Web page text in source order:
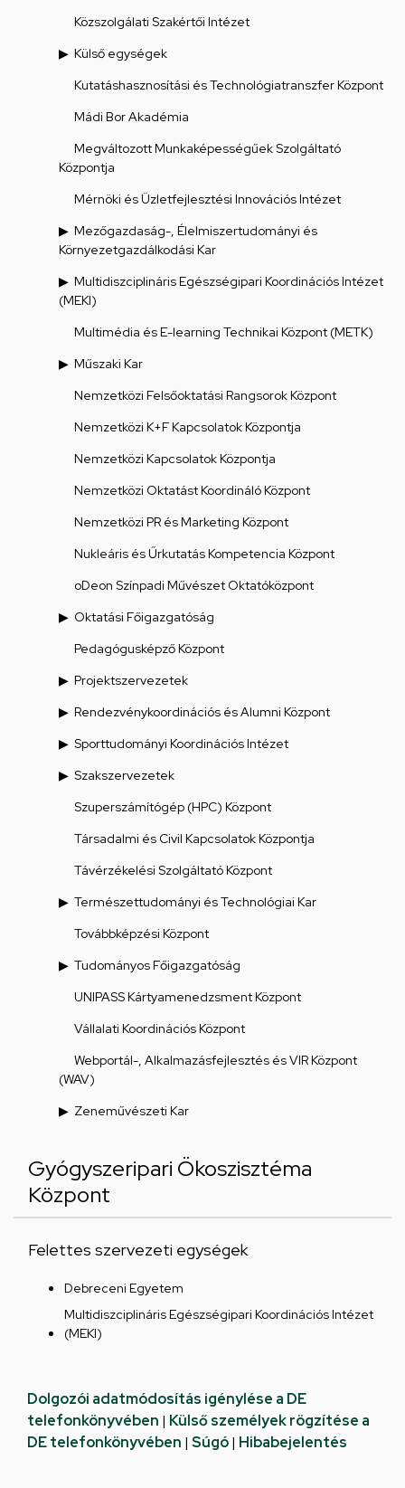
Közszolgálati Szakértői Intézet
Külső egységek
Kutatáshasznosítási és Technológiatranszfer Központ
Mádi Bor Akadémia
Megváltozott Munkaképességűek Szolgáltató
Központja
Mérnöki és Üzletfejlesztési Innovációs Intézet
Mezőgazdaság-, Élelmiszertudományi és
Környezetgazdálkodási Kar
Multidiszciplináris Egészségipari Koordinációs Intézet
(MEKI)
Multimédia és E-learning Technikai Központ (METK)
Műszaki Kar
Nemzetközi Felsőoktatási Rangsorok Központ
Nemzetközi K+F Kapcsolatok Központja
Nemzetközi Kapcsolatok Központja
Nemzetközi Oktatást Koordináló Központ
Nemzetközi PR és Marketing Központ
Nukleáris és Űrkutatás Kompetencia Központ
oDeon Színpadi Művészet Oktatóközpont
Oktatási Főigazgatóság
Pedagógusképző Központ
Projektszervezetek
Rendezvénykoordinációs és Alumni Központ
Sporttudományi Koordinációs Intézet
Szakszervezetek
Szuperszámítógép (HPC) Központ
Társadalmi és Civil Kapcsolatok Központja
Távérzékelési Szolgáltató Központ
Természettudományi és Technológiai Kar
Továbbképzési Központ
Tudományos Főigazgatóság
UNIPASS Kártyamenedzsment Központ
Vállalati Koordinációs Központ
Webportál-, Alkalmazásfejlesztés és VIR Központ
(WAV)
Zeneművészeti Kar
Gyógyszeripari Ökoszisztéma
Központ
Felettes szervezeti egységek
Debreceni Egyetem
Multidiszciplináris Egészségipari Koordinációs Intézet
(MEKI)
Dolgozói adatmódosítás igénylése a DE
telefonkönyvében | Külső személyek rögzítése a
DE telefonkönyvében | Súgó| Hibabejelentés